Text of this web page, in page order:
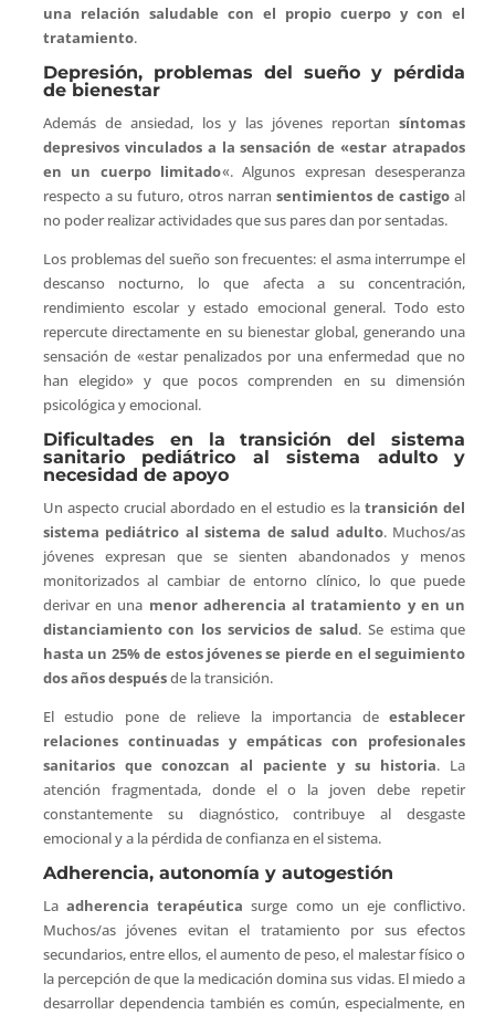
una relación saludable con el propio cuerpo y con el
tratamiento.
Depresión, problemas del sueño y pérdida
de bienestar
Además de ansiedad, los y las jóvenes reportansíntomas
depresivos vinculados a la sensación de «estar atrapados
en un cuerpo limitado«. Algunos expresan desesperanza
respecto a su futuro, otros narransentimientos de castigoal
no poder realizar actividades que sus pares dan por sentadas.
Los problemas del sueño son frecuentes: el asma interrumpe el
descanso nocturno, lo que afecta a su concentración,
rendimiento escolar y estado emocional general. Todo esto
repercute directamente en su bienestar global, generando una
sensación de «estar penalizados por una enfermedad que no
han elegido» y que pocos comprenden en su dimensión
psicológica y emocional.
Dificultades en la transición del sistema
sanitario pediátrico al sistema adulto y
necesidad de apoyo
Un aspecto crucial abordado en el estudio es latransición del
sistema pediátrico al sistema de salud adulto. Muchos/as
jóvenes expresan que se sienten abandonados y menos
monitorizados al cambiar de entorno clínico, lo que puede
derivar en una menor adherencia al tratamiento y en un
distanciamiento con los servicios de salud. Se estima que
hasta un 25% de estos jóvenes se pierde en el seguimiento
dos años despuésde la transición.
El estudio pone de relieve la importancia deestablecer
relaciones continuadas y empáticas con profesionales
sanitarios que conozcan al paciente y su historia. La
atención fragmentada, donde el o la joven debe repetir
constantemente su diagnóstico, contribuye al desgaste
emocional y a la pérdida de confianza en el sistema.
Adherencia, autonomía y autogestión
La adherencia terapéutica surge como un eje conflictivo.
Muchos/as jóvenes evitan el tratamiento por sus efectos
secundarios, entre ellos, el aumento de peso, el malestar físico o
la percepción de que la medicación domina sus vidas. El miedo a
desarrollar dependencia también es común, especialmente, en